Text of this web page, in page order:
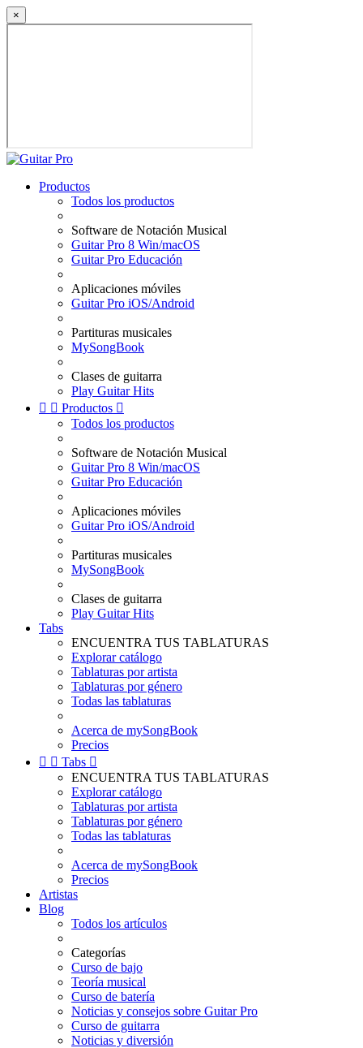
×
Productos
Todos los productos
Software de Notación Musical
Guitar Pro 8 Win/macOS
Guitar Pro Educación
Aplicaciones móviles
Guitar Pro iOS/Android
Partituras musicales
MySongBook
Clases de guitarra
Play Guitar Hits
  Productos 
Todos los productos
Software de Notación Musical
Guitar Pro 8 Win/macOS
Guitar Pro Educación
Aplicaciones móviles
Guitar Pro iOS/Android
Partituras musicales
MySongBook
Clases de guitarra
Play Guitar Hits
Tabs
ENCUENTRA TUS TABLATURAS
Explorar catálogo
Tablaturas por artista
Tablaturas por género
Todas las tablaturas
Acerca de mySongBook
Precios
  Tabs 
ENCUENTRA TUS TABLATURAS
Explorar catálogo
Tablaturas por artista
Tablaturas por género
Todas las tablaturas
Acerca de mySongBook
Precios
Artistas
Blog
Todos los artículos
Categorías
Curso de bajo
Teoría musical
Curso de batería
Noticias y consejos sobre Guitar Pro
Curso de guitarra
Noticias y diversión